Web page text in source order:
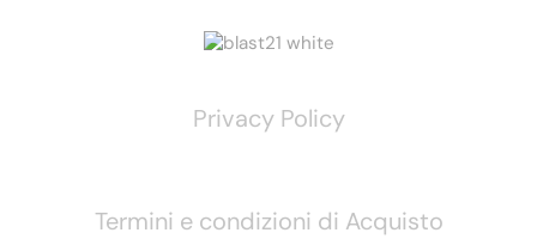
Privacy Policy
Termini e condizioni di Acquisto